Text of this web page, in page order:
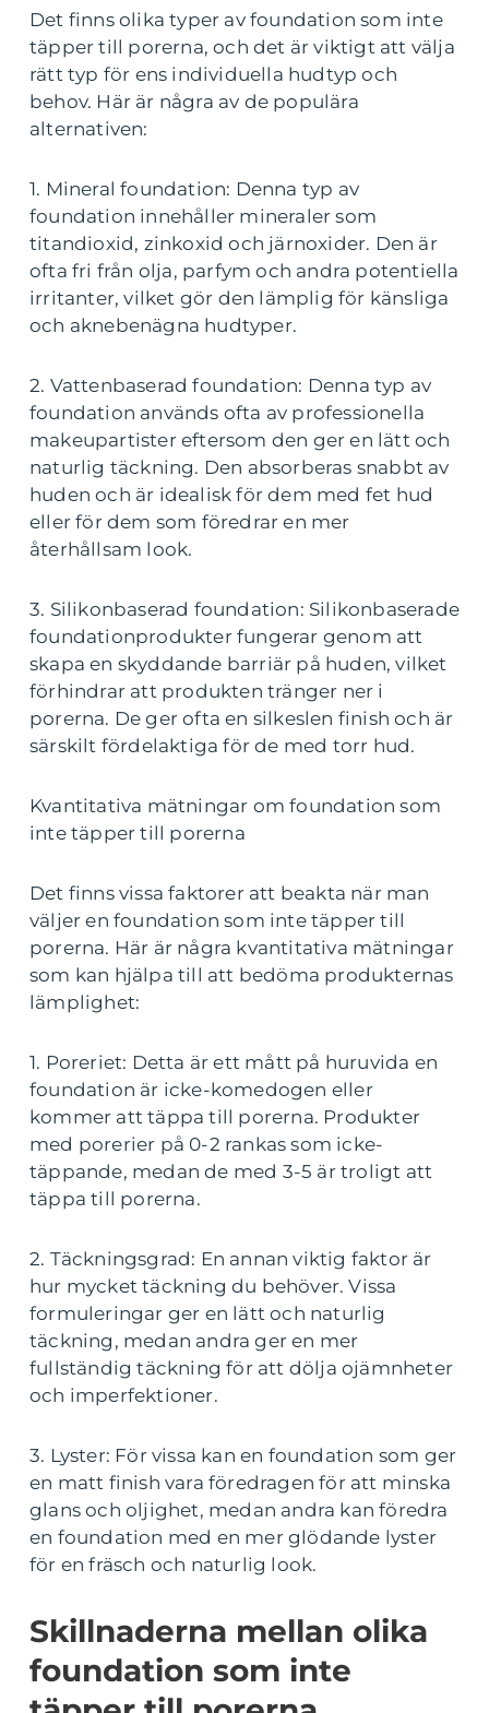
Det finns olika typer av foundation som inte
täpper till porerna, och det är viktigt att välja
rätt typ för ens individuella hudtyp och
behov. Här är några av de populära
alternativen:
1. Mineral foundation: Denna typ av
foundation innehåller mineraler som
titandioxid, zinkoxid och järnoxider. Den är
ofta fri från olja, parfym och andra potentiella
irritanter, vilket gör den lämplig för känsliga
och aknebenägna hudtyper.
2. Vattenbaserad foundation: Denna typ av
foundation används ofta av professionella
makeupartister eftersom den ger en lätt och
naturlig täckning. Den absorberas snabbt av
huden och är idealisk för dem med fet hud
eller för dem som föredrar en mer
återhållsam look.
3. Silikonbaserad foundation: Silikonbaserade
foundationprodukter fungerar genom att
skapa en skyddande barriär på huden, vilket
förhindrar att produkten tränger ner i
porerna. De ger ofta en silkeslen finish och är
särskilt fördelaktiga för de med torr hud.
Kvantitativa mätningar om foundation som
inte täpper till porerna
Det finns vissa faktorer att beakta när man
väljer en foundation som inte täpper till
porerna. Här är några kvantitativa mätningar
som kan hjälpa till att bedöma produkternas
lämplighet:
1. Poreriet: Detta är ett mått på huruvida en
foundation är icke-komedogen eller
kommer att täppa till porerna. Produkter
med porerier på 0-2 rankas som icke-
täppande, medan de med 3-5 är troligt att
täppa till porerna.
2. Täckningsgrad: En annan viktig faktor är
hur mycket täckning du behöver. Vissa
formuleringar ger en lätt och naturlig
täckning, medan andra ger en mer
fullständig täckning för att dölja ojämnheter
och imperfektioner.
3. Lyster: För vissa kan en foundation som ger
en matt finish vara föredragen för att minska
glans och oljighet, medan andra kan föredra
en foundation med en mer glödande lyster
för en fräsch och naturlig look.
Skillnaderna mellan olika
foundation som inte